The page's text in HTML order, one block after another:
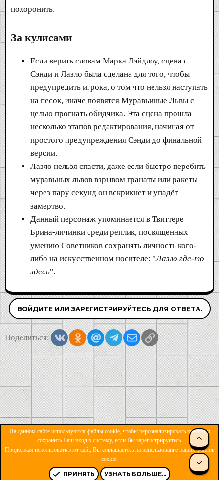
похоронить.
За кулисами
Если верить словам Марка Лэйдлоу, сцена с
Сэнди и Лазло была сделана для того, чтобы
предупредить игрока, о том что нельзя наступать
на песок, иначе появятся Муравьиные Львы с
целью прогнать обидчика. Эта сцена прошла
несколько этапов редактирования, начиная от
простого предупреждения Сэнди до финальной
версии.
Лазло нельзя спасти, даже если быстро перебить
муравьных львов взрывом гранаты или ракеты —
через пару секунд он вскрикнет и упадёт
замертво.
Данный персонаж упоминается в Твиттере
Брина-личинки среди реплик, посвящённых
умению Советников сохранять личность кого-
либо на искусственном носителе: "Лазло где-то
здесь".
ВОЙДИТЕ ИЛИ ЗАРЕГИСТРИРУЙТЕСЬ ДЛЯ ОТВЕТА.
Поделиться: VkontakteOdnoklassniki
Mail.ruTelegramЭлектронная почта
Ссылка
ОБРАТНАЯ СВЯЗЬ
УСЛОВИЯ И ПРАВИЛА
R
S
S
На данном сайте используются файлы cookie, чтобы персонализировать контент и
сохранить Ваш вход в систему, если Вы зарегистрируетесь.
Продолжая использовать этот сайт, Вы соглашаетесь на использование наших файлов
cookie.
ПРИНЯТЬ УЗНАТЬ БОЛЬШЕ...